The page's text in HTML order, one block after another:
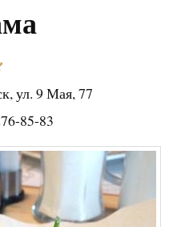
ул. 9 Мая, 77
85-83